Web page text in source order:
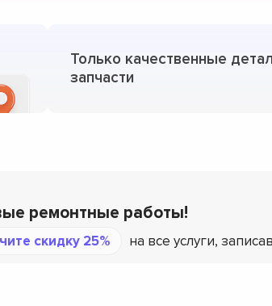
Только качественные
запчасти
ремонтные работы!
скидку 25% на все услуги,